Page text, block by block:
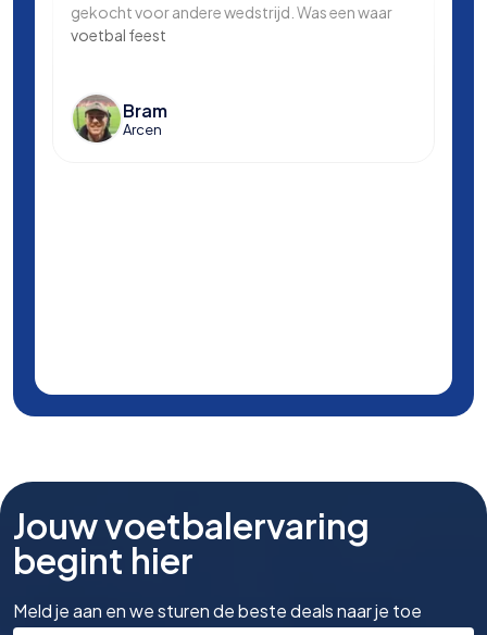
gekocht voor andere wedstrijd. Was een waar
voetbal feest
Bram
Arcen
Jouw voetbalervaring
begint hier
Meld je aan en we sturen de beste deals naar je toe